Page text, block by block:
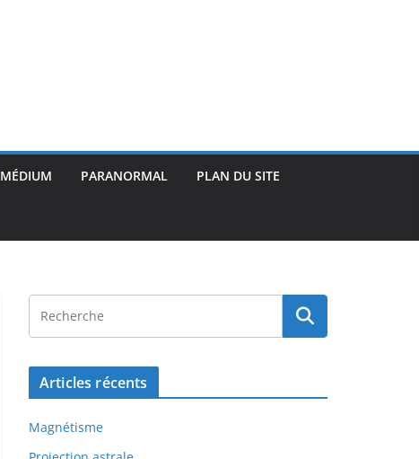
MÉDIUM PARANORMAL PLAN DU SITE
Articles récents
Magnétisme